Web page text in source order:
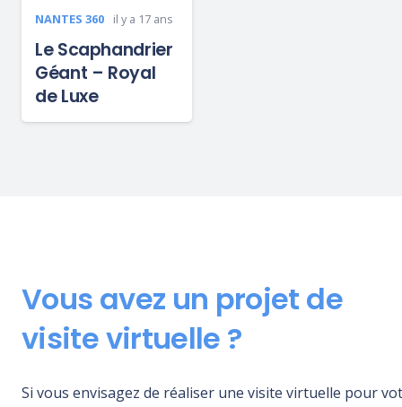
NANTES 360 il y a 17 ans
Le Scaphandrier
Géant – Royal
de Luxe
Vous avez un projet de
visite virtuelle ?
Si vous envisagez de réaliser une visite virtuelle pour